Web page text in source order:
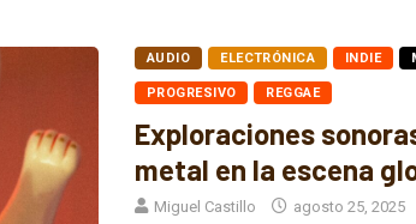
AUDIO ELECTRÓNICA INDIE
PROGRESIVO REGGAE
Exploraciones
metal en la escena
Miguel Castillo agosto 25, 2025